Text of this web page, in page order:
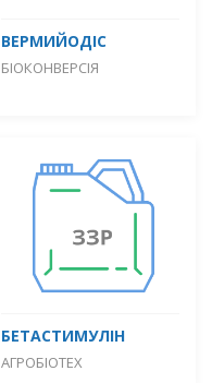
ВЕРМИЙОДІС
БІОКОНВЕРСІЯ
БЕТАСТИМУЛІН
АГРОБІОТЕХ